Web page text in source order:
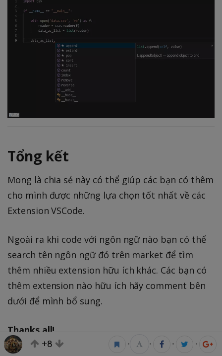
Tổng kết
Mong là chia sẻ này có thể giúp các bạn có thêm
cho mình được những lựa chọn tốt nhất về các
Extension VSCode.
Ngoài ra khi code với ngôn ngữ nào bạn có thể
search tên ngôn ngữ đó trên market để tìm
thêm nhiều extension hữu ích khác. Các bạn có
thêm extension nào hữu ích hãy comment bên
dưới để mình bổ sung.
Thanks all!
+8 • • • •